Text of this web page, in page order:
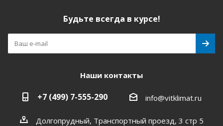
Будьте всегда в курсе!
Наши контакты
+7 (499) 7-555-290 info@vitklimat.ru
Долгопрудный, Транспортный проезд, 3 стр 5